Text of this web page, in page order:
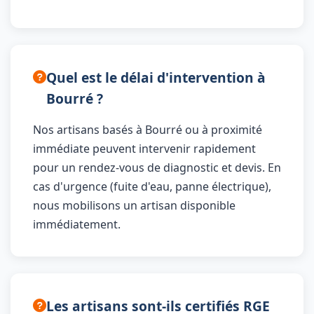
Quel est le délai d'intervention à
Bourré ?
Nos artisans basés à Bourré ou à proximité
immédiate peuvent intervenir rapidement
pour un rendez-vous de diagnostic et devis. En
cas d'urgence (fuite d'eau, panne électrique),
nous mobilisons un artisan disponible
immédiatement.
Les artisans sont-ils certifiés RGE